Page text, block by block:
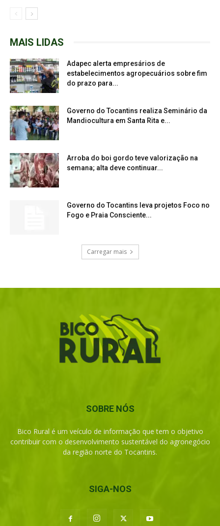
MAIS LIDAS
Adapec alerta empresários de
estabelecimentos agropecuários sobre fim
do prazo para...
Governo do Tocantins realiza Seminário da
Mandiocultura em Santa Rita e...
Arroba do boi gordo teve valorização na
semana; alta deve continuar...
Governo do Tocantins leva projetos Foco no
Fogo e Praia Consciente...
Carregar mais
SOBRE NÓS
Bico Rural é um veículo de informação que tem o objetivo
contribuir com o desenvolvimento sustentável do agronegócio
da região norte do Tocantins.
SIGA-NOS